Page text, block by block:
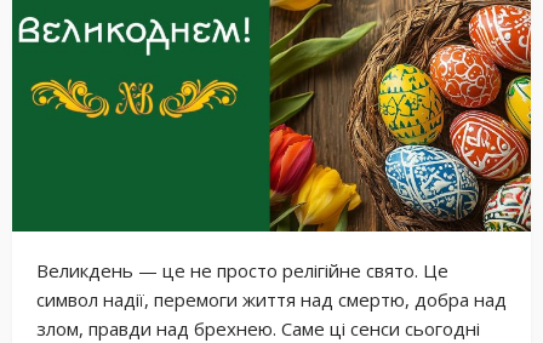
Великдень — це не просто релігійне свято. Це
символ надії, перемоги життя над смертю, добра над
злом, правди над брехнею. Саме ці сенси сьогодні